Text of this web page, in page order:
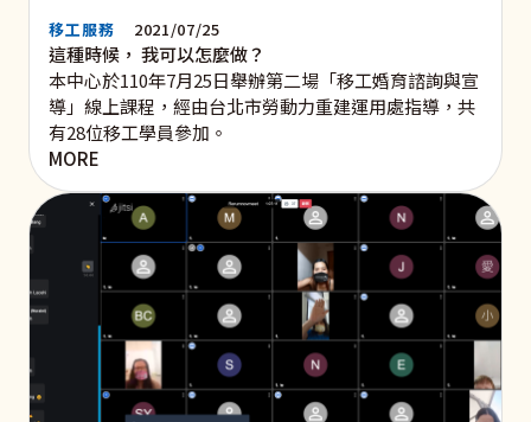
移工服務 2021/07/25
這種時候， 我可以怎麼做？
本中心於110年7月25日舉辦第二場「移工婚育諮詢與宣
導」線上課程，經由台北市勞動力重建運用處指導，共
有28位移工學員參加。
MORE